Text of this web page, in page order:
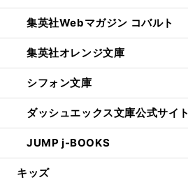
集英社Webマガジン コバルト
集英社オレンジ文庫
シフォン文庫
ダッシュエックス文庫公式サイト
JUMP j-BOOKS
キッズ